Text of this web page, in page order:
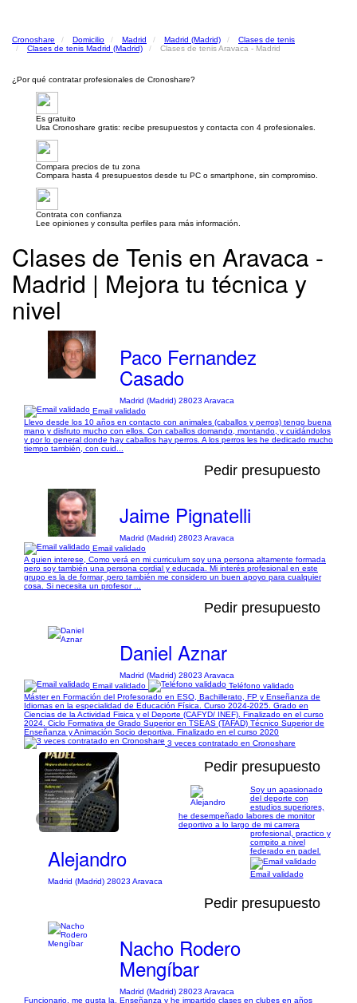
Cronoshare Domicilio Madrid Madrid (Madrid)
Clases de tenis
Clases de tenis Madrid (Madrid)
Clases de tenis Aravaca - Madrid
¿Por qué contratar profesionales de Cronoshare?
Es gratuito
Usa Cronoshare gratis: recibe presupuestos y contacta con 4 profesionales.
Compara precios de tu zona
Compara hasta 4 presupuestos desde tu PC o smartphone, sin compromiso.
Contrata con confianza
Lee opiniones y consulta perfiles para más información.
Clases de Tenis en Aravaca -
Madrid | Mejora tu técnica y
nivel
Paco Fernandez
Casado
Madrid (Madrid) 28023 Aravaca
Email validado
Llevo desde los 10 años en contacto con animales (caballos y perros) tengo buena
mano y disfruto mucho con ellos. Con caballos domando, montando, y cuidándolos
y por lo general donde hay caballos hay perros. A los perros les he dedicado mucho
tiempo también, con cuid...
Pedir presupuesto
Jaime Pignatelli
Madrid (Madrid) 28023 Aravaca
Email validado
A quien interese, Como verá en mi curriculum soy una persona altamente formada
pero soy también una persona cordial y educada. Mi interés profesional en este
grupo es la de formar, pero también me considero un buen apoyo para cualquier
cosa. Si necesita un profesor ...
Pedir presupuesto
Daniel Aznar
Madrid (Madrid) 28023 Aravaca
Email validado
Teléfono validado
Máster en Formación del Profesorado en ESO, Bachillerato, FP y Enseñanza de
Idiomas en la especialidad de Educación Física. Curso 2024-2025. Grado en
Ciencias de la Actividad Fisica y el Deporte (CAFYD/ INEF). Finalizado en el curso
2024. Ciclo Formativa de Grado Superior en TSEAS (TAFAD) Técnico Superior de
Enseñanza y Animación Socio deportiva. Finalizado en el curso 2020
3 veces contratado en Cronoshare
1/1
Pedir presupuesto
Alejandro
Madrid (Madrid) 28023 Aravaca
Soy un apasionado
del deporte con
estudios superiores,
he desempeñado labores de monitor
deportivo a lo largo de mi carrera
profesional, practico y
compito a nivel
federado en padel.
Pedir presupuesto
Nacho Rodero
Mengíbar
Madrid (Madrid) 28023 Aravaca
Email validado
Funcionario, me gusta la. Enseñanza y he impartido clases en clubes en años